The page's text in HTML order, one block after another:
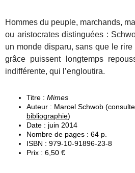
Hommes du peuple, marchands,
ou aristocrates distinguées :
un monde disparu, sans que le
grâce puissent longtemps
indifférente, qui l’engloutira.
Titre : Mimes
Auteur : Marcel Schwob
bibliographie)
Date : juin 2014
Nombre de pages : 64 p.
ISBN : 979-10-91896-23-8
Prix : 6,50 €